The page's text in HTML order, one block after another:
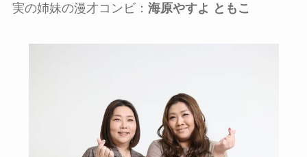
実の姉妹の漫才コンビ： 海原やすよ ともこ